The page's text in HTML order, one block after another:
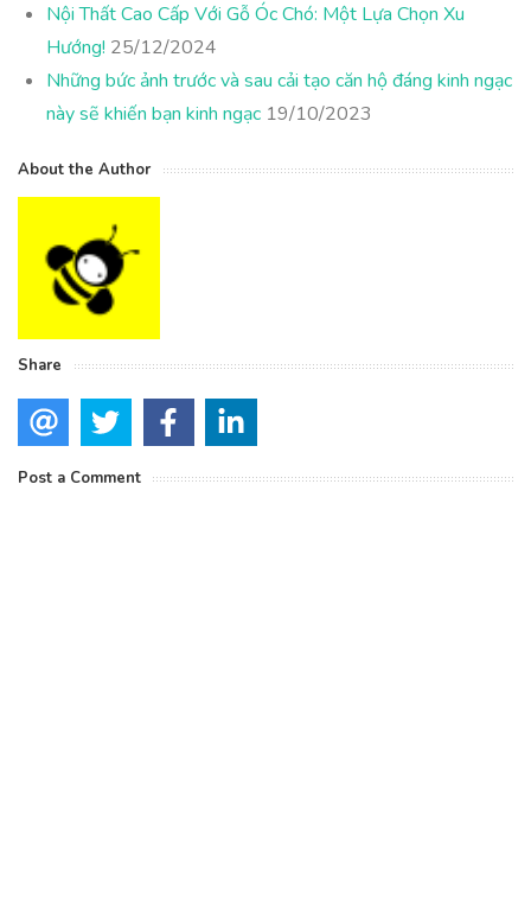
Nội Thất Cao Cấp Với Gỗ Óc Chó: Một Lựa Chọn Xu
Hướng! 25/12/2024
Những bức ảnh trước và sau cải tạo căn hộ đáng kinh ngạc
này sẽ khiến bạn kinh ngạc 19/10/2023
About the Author
Share
Post a Comment